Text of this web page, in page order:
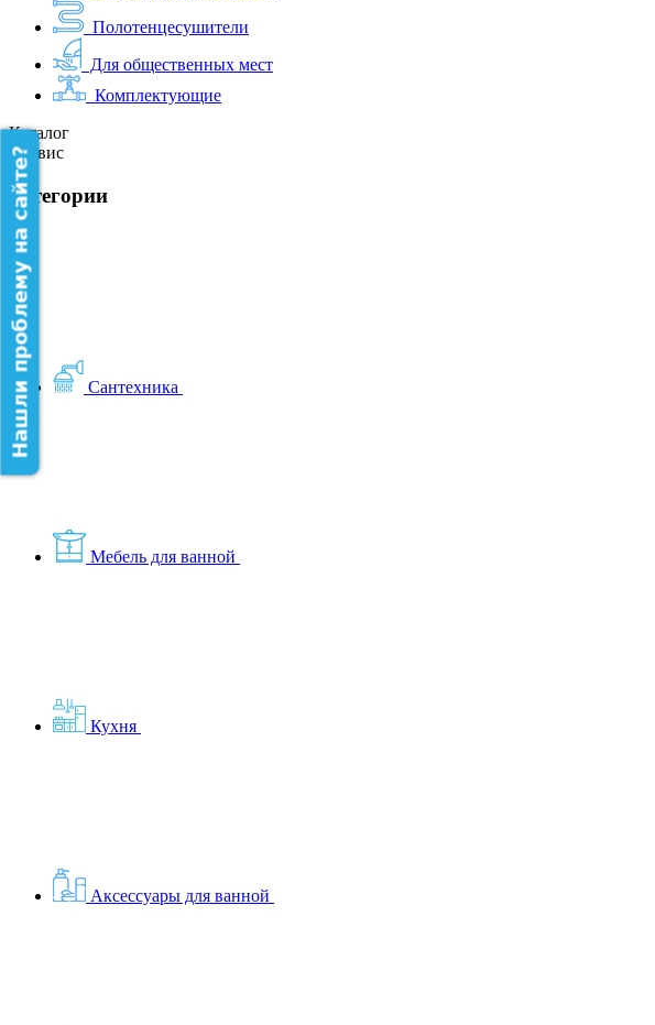
Полотенцесушители
Для общественных мест
Комплектующие
Каталог
Сервис
категории
Сантехника
Мебель для ванной
Кухня
Аксессуары для ванной
Нашли проблему на сайте?